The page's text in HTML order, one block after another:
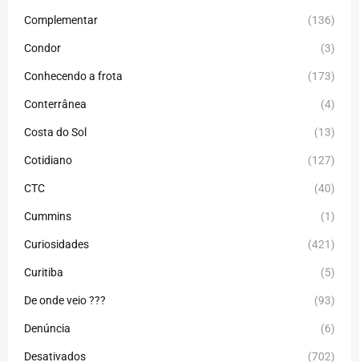
Complementar (136)
Condor (3)
Conhecendo a frota (173)
Conterrânea (4)
Costa do Sol (13)
Cotidiano (127)
CTC (40)
Cummins (1)
Curiosidades (421)
Curitiba (5)
De onde veio ??? (93)
Denúncia (6)
Desativados (702)